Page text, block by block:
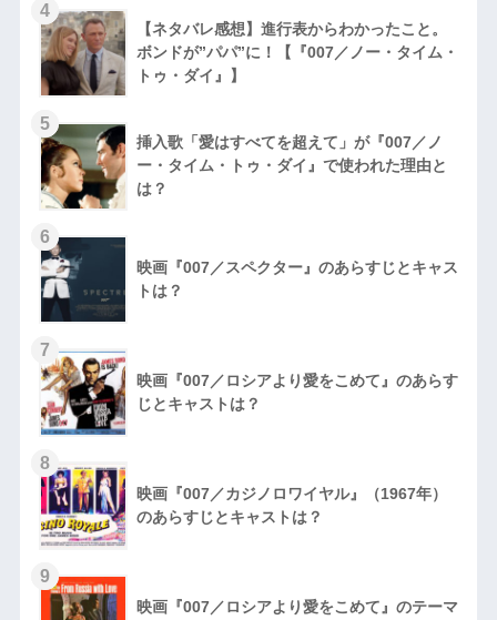
4
【ネタバレ感想】進行表からわかったこと。
ボンドが”パパ”に！【『007／ノー・タイム・
トゥ・ダイ』】
5
挿入歌「愛はすべてを超えて」が『007／ノ
ー・タイム・トゥ・ダイ』で使われた理由と
は？
6
映画『007／スペクター』のあらすじとキャス
トは？
7
映画『007／ロシアより愛をこめて』のあらす
じとキャストは？
8
映画『007／カジノロワイヤル』（1967年）
のあらすじとキャストは？
9
映画『007／ロシアより愛をこめて』のテーマ